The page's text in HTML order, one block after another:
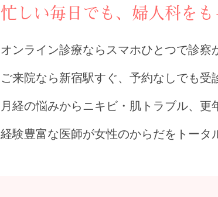
忙しい毎日でも、婦人科をも
オンライン診療ならスマホひとつで診察
ご来院なら新宿駅すぐ、予約なしでも受
月経の悩みからニキビ・肌トラブル、
経験豊富な医師が女性のからだをトータ